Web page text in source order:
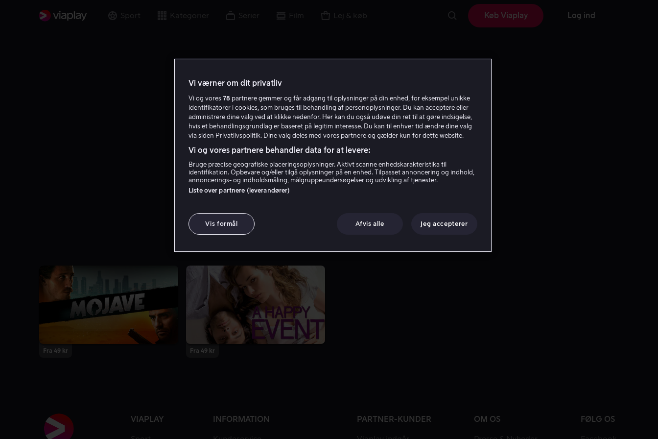
Sport Kategorier Serier Film Lej & køb Køb Viaplay Log ind
Louise Bourgoin
Fra 49 kr Fra 49 kr
VIAPLAY INFORMATION PARTNER-KUNDER OM OS FØLG OS
Vi værner om dit privatliv
Vi og vores 78 partnere gemmer og får adgang til oplysninger på din enhed, for eksempel unikke
identifikatorer i cookies, som bruges til behandling af personoplysninger. Du kan acceptere eller
administrere dine valg ved at klikke nedenfor. Her kan du også udøve din ret til at gøre indsigelse,
hvis et behandlingsgrundlag er baseret på legitim interesse. Du kan til enhver tid ændre dine valg
via siden Privatlivspolitik. Dine valg deles med vores partnere og gælder kun for dette website.
Vi og vores partnere behandler data for at levere:
Bruge præcise geografiske placeringsoplysninger. Aktivt scanne enhedskarakteristika til
identifikation. Opbevare og/eller tilgå oplysninger på en enhed. Tilpasset annoncering og indhold,
annoncerings- og indholdsmåling, målgruppeundersøgelser og udvikling af tjenester.
Liste over partnere (leverandører)
Vis formål Afvis alle Jeg accepterer